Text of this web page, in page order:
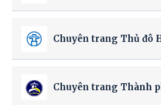
Chuyên trang Thủ đô
Chuyên trang Thành